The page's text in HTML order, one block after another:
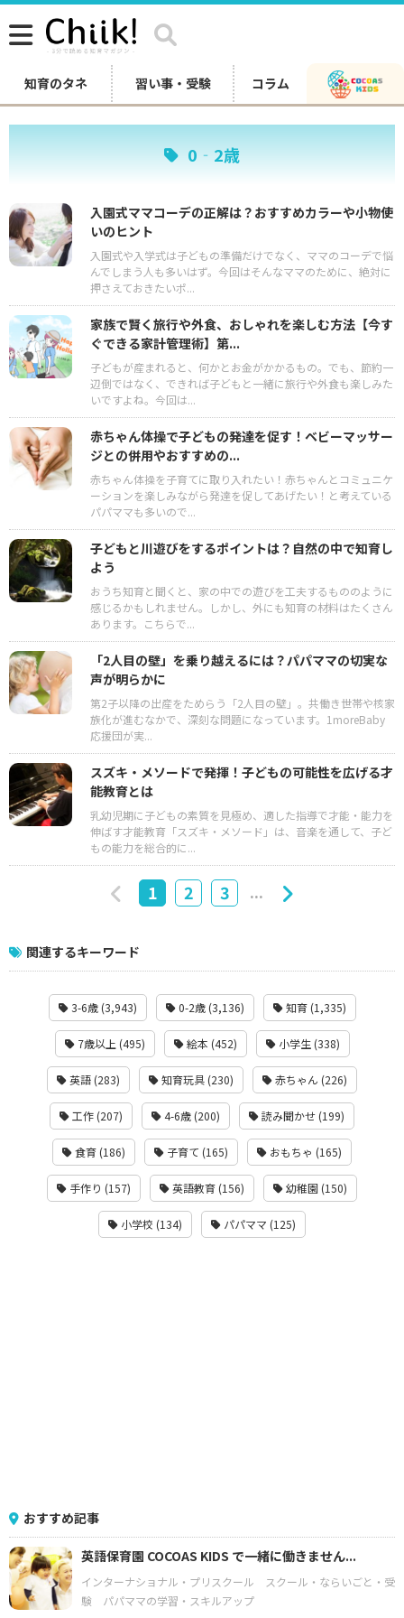
知育のタネ 習い事・受験 コラム
0‐2歳
入園式ママコーデの正解は？おすすめカラーや小物使
いのヒント
入園式や入学式は子どもの準備だけでなく、ママのコーデで悩
んでしまう人も多いはず。今回はそんなママのために、絶対に
押さえておきたいポ...
家族で賢く旅行や外食、おしゃれを楽しむ方法【今す
ぐできる家計管理術】第...
子どもが産まれると、何かとお金がかかるもの。でも、節約一
辺倒ではなく、できれば子どもと一緒に旅行や外食も楽しみた
いですよね。今回は...
赤ちゃん体操で子どもの発達を促す！ベビーマッサー
ジとの併用やおすすめの...
赤ちゃん体操を子育てに取り入れたい！赤ちゃんとコミュニケ
ーションを楽しみながら発達を促してあげたい！と考えている
パパママも多いので...
子どもと川遊びをするポイントは？自然の中で知育し
よう
おうち知育と聞くと、家の中での遊びを工夫するもののように
感じるかもしれません。しかし、外にも知育の材料はたくさん
あります。こちらで...
「2人目の壁」を乗り越えるには？パパママの切実な
声が明らかに
第2子以降の出産をためらう「2人目の壁」。共働き世帯や核家
族化が進むなかで、深刻な問題になっています。1moreBaby
応援団が実...
スズキ・メソードで発揮！子どもの可能性を広げる才
能教育とは
乳幼児期に子どもの素質を見極め、適した指導で才能・能力を
伸ばす才能教育「スズキ・メソード」は、音楽を通して、子ど
もの能力を総合的に...
1 2 3 ...
関連するキーワード
3-6歳 (3,943) 0-2歳 (3,136) 知育 (1,335)
7歳以上 (495) 絵本 (452) 小学生 (338)
英語 (283) 知育玩具 (230) 赤ちゃん (226)
工作 (207) 4-6歳 (200) 読み聞かせ (199)
食育 (186) 子育て (165) おもちゃ (165)
手作り (157) 英語教育 (156) 幼稚園 (150)
小学校 (134) パパママ (125)
おすすめ記事
英語保育園 COCOAS KIDS で一緒に働きません...
インターナショナル・プリスクール
スクール・ならいごと・受
験
パパママの学習・スキルアップ